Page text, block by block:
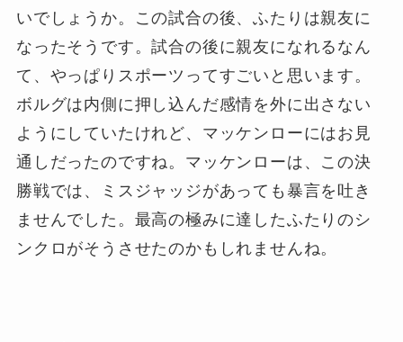
いでしょうか。この試合の後、ふたりは親友に
なったそうです。試合の後に親友になれるなん
て、やっぱりスポーツってすごいと思います。
ボルグは内側に押し込んだ感情を外に出さない
ようにしていたけれど、マッケンローにはお見
通しだったのですね。マッケンローは、この決
勝戦では、ミスジャッジがあっても暴言を吐き
ませんでした。最高の極みに達したふたりのシ
ンクロがそうさせたのかもしれませんね。